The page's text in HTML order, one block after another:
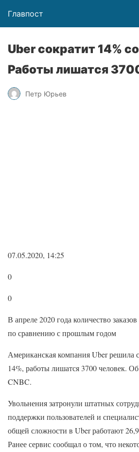
Главпост
Uber сократит 14%
Работы лишатся
Петр Юрьев
07.05.2020, 14:25
0
0
В апреле 2020 года количество
по сравнению с прошлым годом
Американская компания Uber решила
14%, работы лишатся 3700 человек.
CNBC.
Увольнения затронули штатных
поддержки пользователей и
общей сложности в Uber работают
Ранее сервис сообщал о том, что